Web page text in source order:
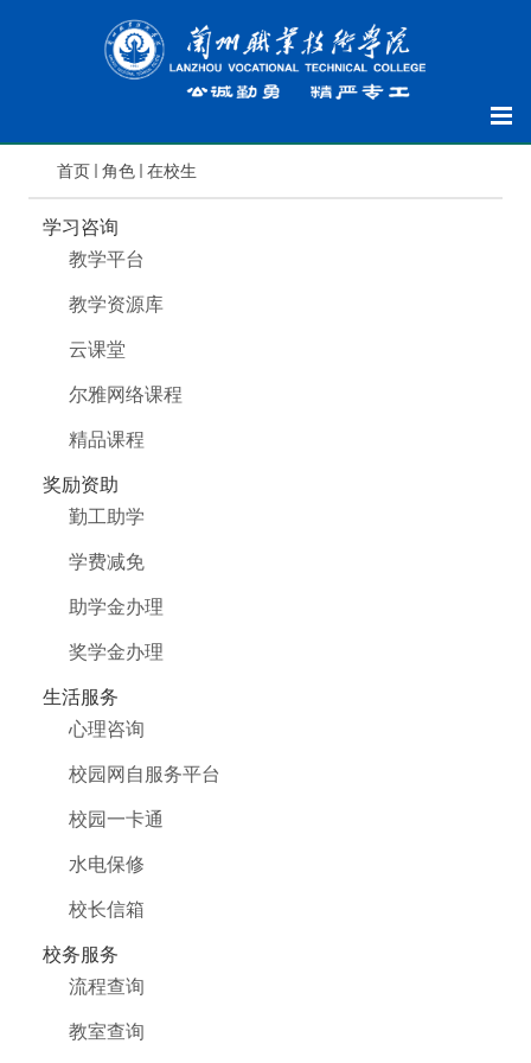
首页 角色 在校生
学习咨询
教学平台
教学资源库
云课堂
尔雅网络课程
精品课程
奖励资助
勤工助学
学费减免
助学金办理
奖学金办理
生活服务
心理咨询
校园网自服务平台
校园一卡通
水电保修
校长信箱
校务服务
流程查询
教室查询